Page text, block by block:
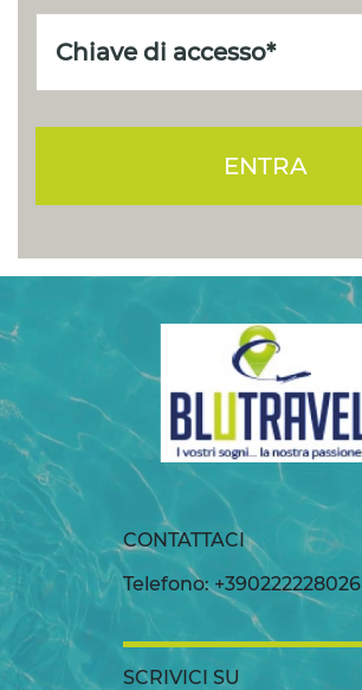
ENTRA
CONTATTACI
Telefono: +390222228026
SCRIVICI SU